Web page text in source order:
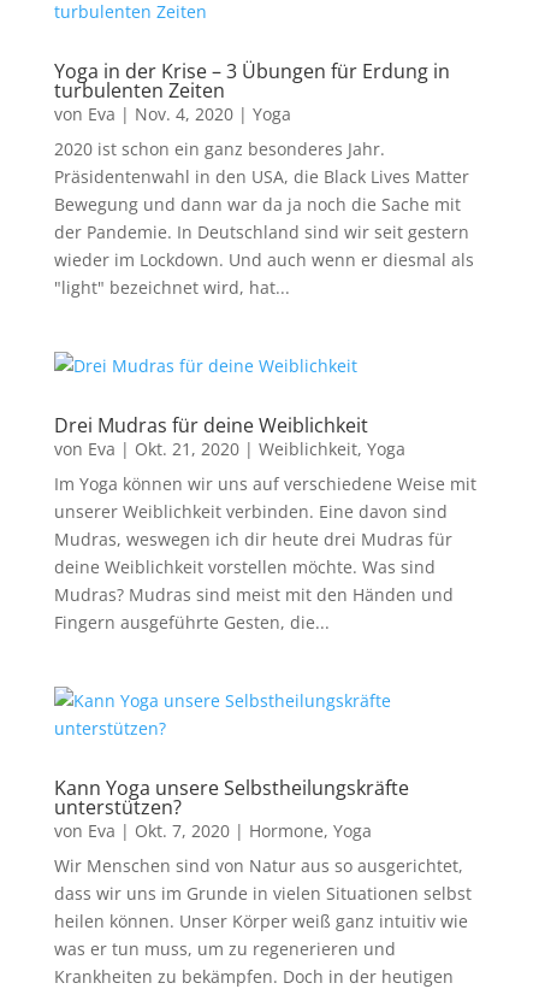
Yoga in der Krise – 3 Übungen für Erdung in
turbulenten Zeiten
von Eva | Nov. 4, 2020| Yoga
2020 ist schon ein ganz besonderes Jahr.
Präsidentenwahl in den USA, die Black Lives Matter
Bewegung und dann war da ja noch die Sache mit
der Pandemie. In Deutschland sind wir seit gestern
wieder im Lockdown. Und auch wenn er diesmal als
"light" bezeichnet wird, hat...
Drei Mudras für deine Weiblichkeit
von Eva | Okt. 21, 2020| Weiblichkeit, Yoga
Im Yoga können wir uns auf verschiedene Weise mit
unserer Weiblichkeit verbinden. Eine davon sind
Mudras, weswegen ich dir heute drei Mudras für
deine Weiblichkeit vorstellen möchte. Was sind
Mudras? Mudras sind meist mit den Händen und
Fingern ausgeführte Gesten, die...
Kann Yoga unsere Selbstheilungskräfte
unterstützen?
von Eva | Okt. 7, 2020| Hormone, Yoga
Wir Menschen sind von Natur aus so ausgerichtet,
dass wir uns im Grunde in vielen Situationen selbst
heilen können. Unser Körper weiß ganz intuitiv wie
was er tun muss, um zu regenerieren und
Krankheiten zu bekämpfen. Doch in der heutigen